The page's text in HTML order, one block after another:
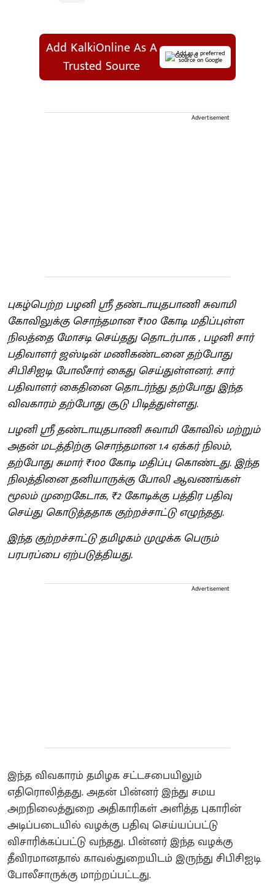
Add KalkiOnline As A
Trusted Source
Add as a preferred
source on Google
Advertisement
புகழ்பெற்ற பழனி ஶ்ரீ தண்டாயுதபாணி சுவாமி
கோவிலுக்கு சொந்தமான ₹100 கோடி மதிப்புள்ள
நிலத்தை மோசடி செய்தது தொடர்பாக , பழனி சார்
பதிவாளர் ஜஸ்டின் மணிகண்டனை தற்போது
சிபிசிஐடி போலீசார் கைது செய்துள்ளனர். சார்
பதிவாளர் கைதினை தொடர்ந்து தற்போது இந்த
விவகாரம் தற்போது சூடு பிடித்துள்ளது.
பழனி ஶ்ரீ தண்டாயுதபாணி சுவாமி கோவில் மற்றும்
அதன் மடத்திற்கு சொந்தமான 1.4 ஏக்கர் நிலம்,
தற்போது சுமார் ₹100 கோடி மதிப்பு கொண்டது. இந்த
நிலத்தினை தனியாருக்கு போலி ஆவணங்கள்
மூலம் முறைகேடாக, ₹2 கோடிக்கு பத்திர பதிவு
செய்து கொடுத்ததாக குற்றச்சாட்டு எழுந்தது.
இந்த குற்றச்சாட்டு தமிழகம் முழுக்க பெரும்
பரபரப்பை ஏற்படுத்தியது.
Advertisement
இந்த விவகாரம் தமிழக சட்டசபையிலும்
எதிரொலித்தது. அதன் பின்னர் இந்து சமய
அறநிலைத்துறை அதிகாரிகள் அளித்த புகாரின்
அடிப்படையில் வழக்கு பதிவு செய்யப்பட்டு
விசாரிக்கப்பட்டு வந்தது. பின்னர் இந்த வழக்கு
தீவிரமானதால் காவல்துறையிடம் இருந்து சிபிசிஐடி
போலீசாருக்கு மாற்றப்பட்டது.